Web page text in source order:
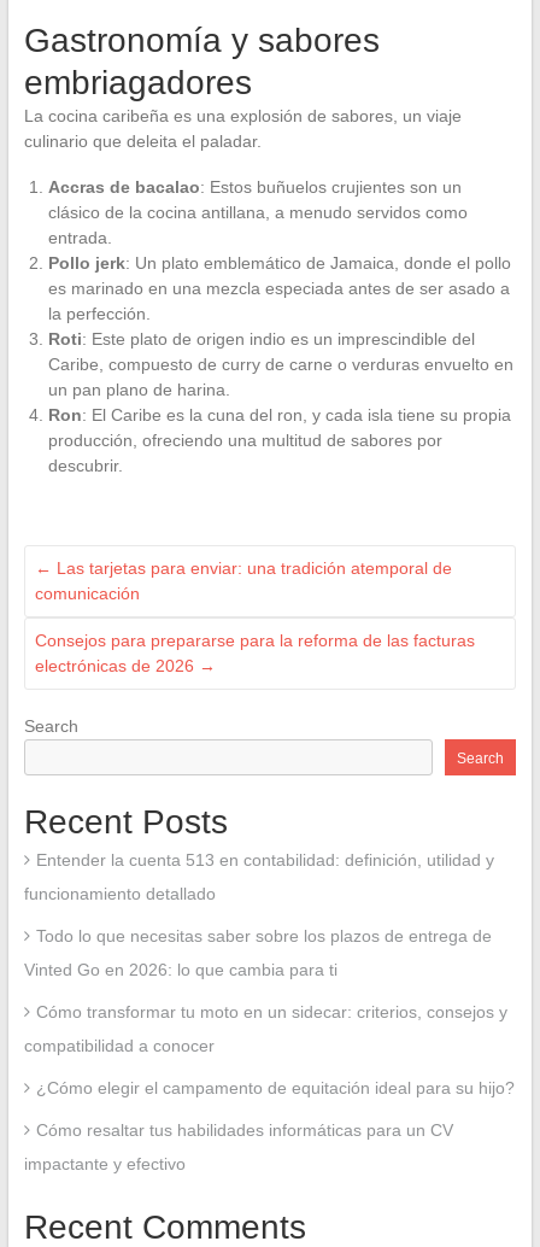
Gastronomía y sabores
embriagadores
La cocina caribeña es una explosión de sabores, un viaje
culinario que deleita el paladar.
Accras de bacalao: Estos buñuelos crujientes son un
clásico de la cocina antillana, a menudo servidos como
entrada.
Pollo jerk: Un plato emblemático de Jamaica, donde el pollo
es marinado en una mezcla especiada antes de ser asado a
la perfección.
Roti: Este plato de origen indio es un imprescindible del
Caribe, compuesto de curry de carne o verduras envuelto en
un pan plano de harina.
Ron: El Caribe es la cuna del ron, y cada isla tiene su propia
producción, ofreciendo una multitud de sabores por
descubrir.
← Las tarjetas para enviar: una tradición atemporal de
comunicación
Consejos para prepararse para la reforma de las facturas
electrónicas de 2026 →
Search
Search
Recent Posts
Entender la cuenta 513 en contabilidad: definición, utilidad y
funcionamiento detallado
Todo lo que necesitas saber sobre los plazos de entrega de
Vinted Go en 2026: lo que cambia para ti
Cómo transformar tu moto en un sidecar: criterios, consejos y
compatibilidad a conocer
¿Cómo elegir el campamento de equitación ideal para su hijo?
Cómo resaltar tus habilidades informáticas para un CV
impactante y efectivo
Recent Comments